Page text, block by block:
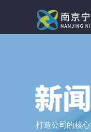
打造公司的核